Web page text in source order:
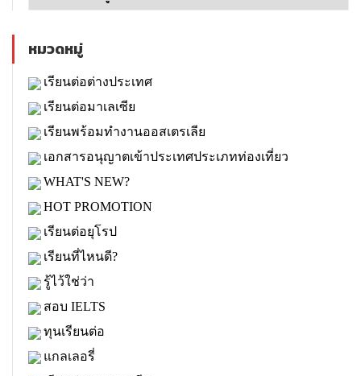
หมวดหมู่
เรียนต่อต่างประเทศ
เรียนต่อมาเลเซีย
เรียนพร้อมทำงานออสเตรเลีย
เอกสารอนุญาตเข้าประเทศประเภทท่องเที่ยว
WHAT'S NEW?
HOT PROMOTION
เรียนต่อยุโรป
เรียนที่ไหนดี?
รู้ไว้ใช่ว่า
สอบ IELTS
ทุนเรียนต่อ
แกลเลอรี่